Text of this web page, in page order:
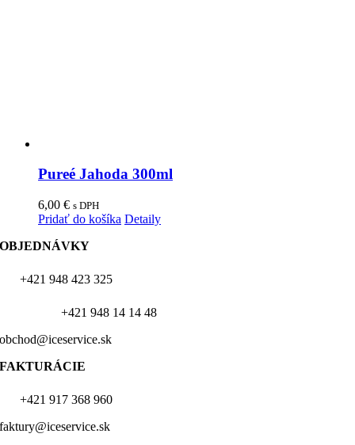
Pureé Jahoda 300ml
6,00 € s DPH
Pridať do košíka Detaily
OBJEDNÁVKY
+421 948 423 325
+421 948 14 14 48
obchod@iceservice.sk
FAKTURÁCIE
+421 917 368 960
faktury@iceservice.sk